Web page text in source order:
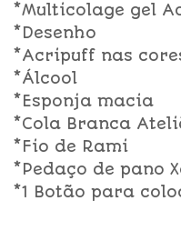
*Multicolage gel
*Desenho
*Acripuff nas
*Álcool
*Esponja macia
*Cola Branca
*Fio de Rami
*Pedaço de pano
*1 Botão para